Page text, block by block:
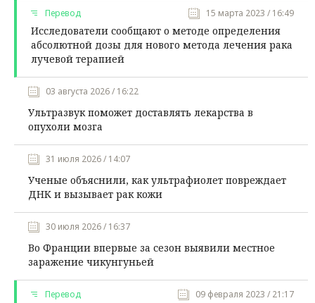
Перевод 15 марта 2023 / 16:49
Исследователи сообщают о методе определения
абсолютной дозы для нового метода лечения рака
лучевой терапией
03 августа 2026 / 16:22
Ультразвук поможет доставлять лекарства в
опухоли мозга
31 июля 2026 / 14:07
Ученые объяснили, как ультрафиолет повреждает
ДНК и вызывает рак кожи
30 июля 2026 / 16:37
Во Франции впервые за сезон выявили местное
заражение чикунгуньей
Перевод 09 февраля 2023 / 21:17